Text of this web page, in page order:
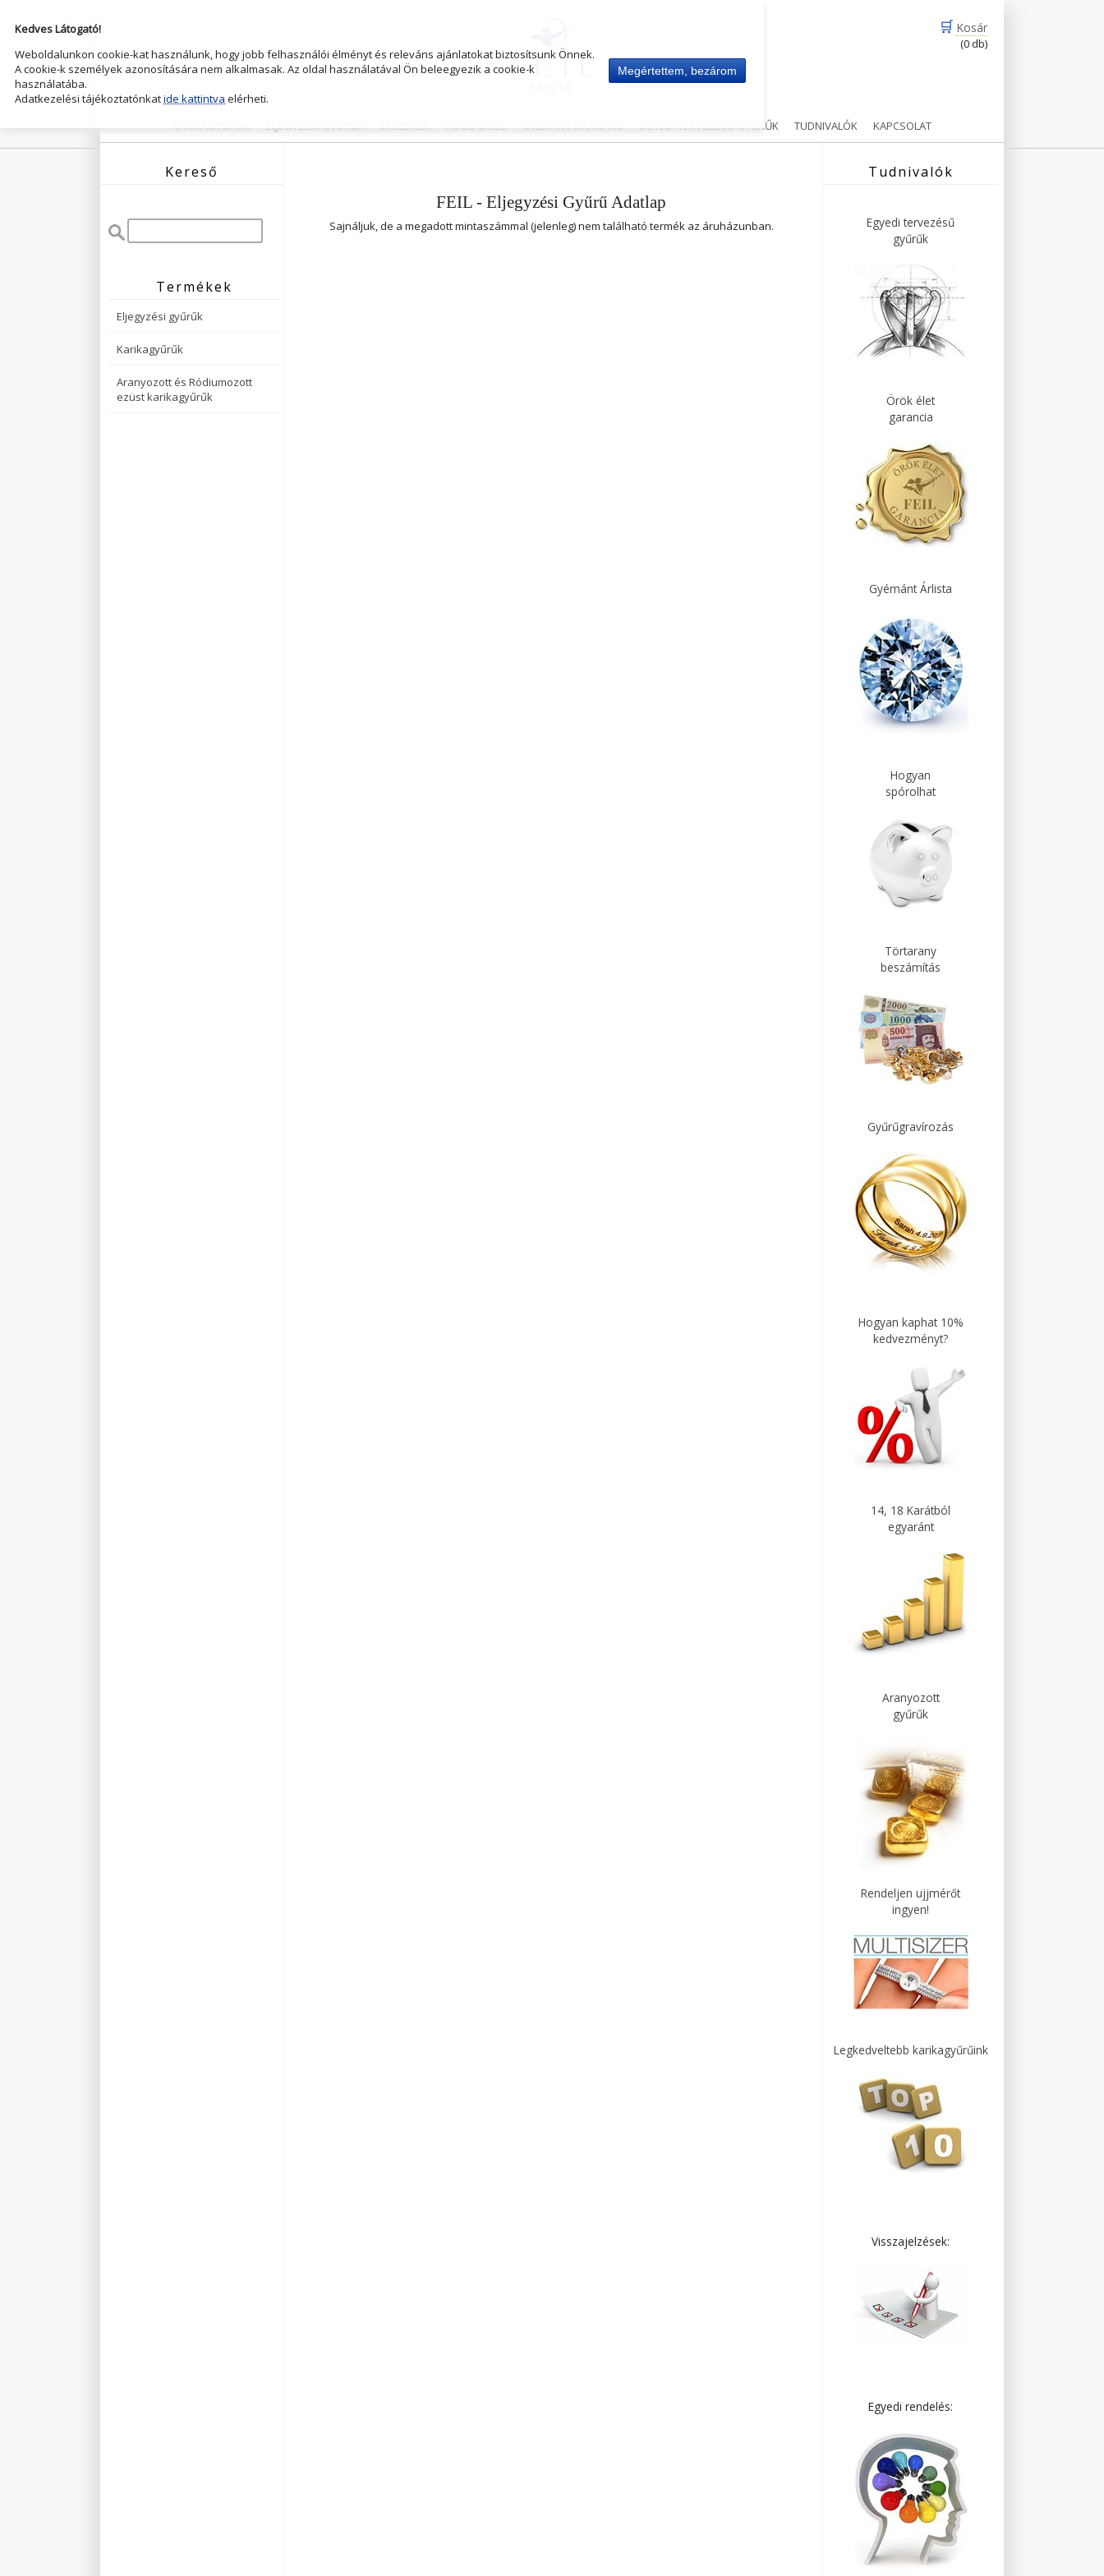
🛒 Kosár
(0 db)
KARIKAGYŰRŰK ELJEGYZESI GYŰRŰK ÉKSZEREK HUGO BOSS GYÉMÁNT-DRÁGAKŐ EGYEDI TERVEZÉSŰ GYŰRŰK TUDNIVALÓK KAPCSOLAT
Kereső
Termékek
Eljegyzési gyűrűk
Karikagyűrűk
Aranyozott és Ródiumozott
ezüst karikagyűrűk
FEIL - Eljegyzési Gyűrű Adatlap
Sajnáljuk, de a megadott mintaszámmal (jelenleg) nem található termék az áruházunban.
Tudnivalók
Egyedi tervezésű
gyűrűk
Örök élet
garancia
Gyémánt Árlista
Hogyan
spórolhat
Törtarany
beszámítás
Gyűrűgravírozás
Hogyan kaphat 10%
kedvezményt?
14, 18 Karátból
egyaránt
Aranyozott
gyűrűk
Rendeljen ujjmérőt
ingyen!
Legkedveltebb karikagyűrűink
Visszajelzések:
Egyedi rendelés:
Kedves Látogató!
Weboldalunkon cookie-kat használunk, hogy jobb felhasználói élményt és releváns ajánlatokat biztosítsunk Önnek.
A cookie-k személyek azonosítására nem alkalmasak. Az oldal használatával Ön beleegyezik a cookie-k
használatába.
Adatkezelési tájékoztatónkatide kattintva elérheti.
Megértettem, bezárom